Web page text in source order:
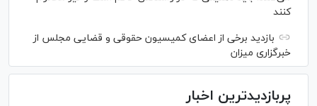
کنند
بازدید برخی از اعضای کمیسیون حقوقی و قضایی مجلس از
خبرگزاری میزان
پربازدیدترین اخبار